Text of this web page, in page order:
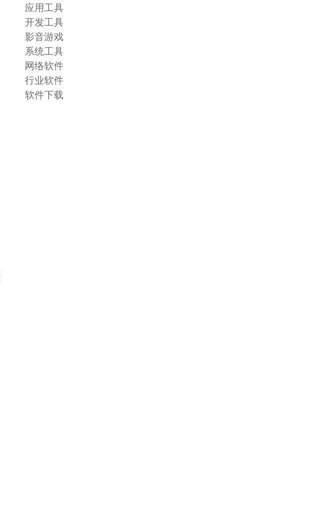
应用工具
开发工具
影音游戏
系统工具
网络软件
行业软件
软件下载